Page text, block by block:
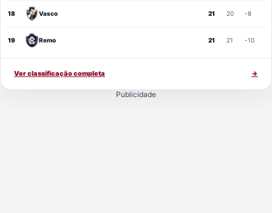
18 Vasco 21 20 -8
19 Remo 21 21 -10
Ver classificação completa →
Publicidade